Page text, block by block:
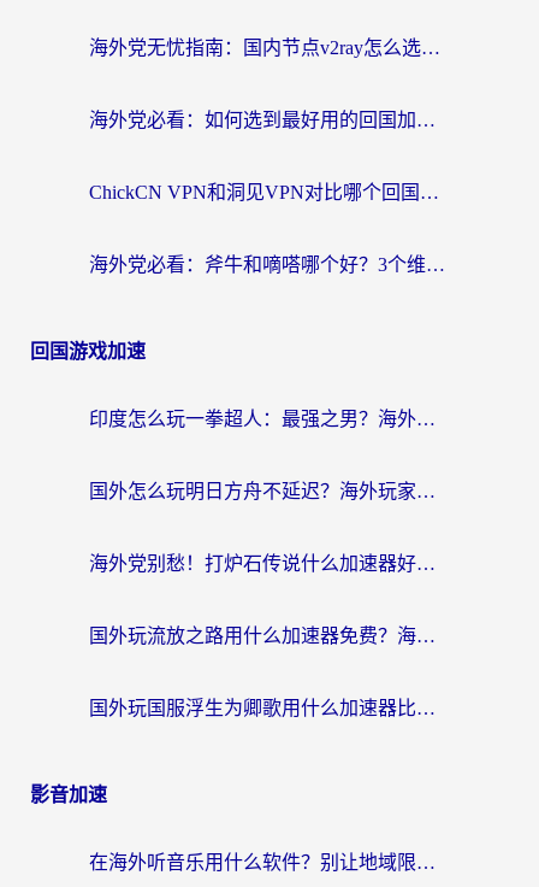
海外党无忧指南：国内节点v2ray怎么选？一键回国VPN+多场景实测帮你避坑
海外党必看：如何选到最好用的回国加速器？从节点到售后的全维度指南
ChickCN VPN和洞见VPN对比哪个回国效果更好？海外党亲测3款加速器+避坑指南
海外党必看：斧牛和嘀嗒哪个好？3个维度教你选对回国加速器
回国游戏加速
印度怎么玩一拳超人：最强之男？海外党国服游戏加速避坑指南
国外怎么玩明日方舟不延迟？海外玩家国服游戏加速终极指南（附DNF梦幻诛仙解决方案）
海外党别愁！打炉石传说什么加速器好用？3个实用技巧解决国服游戏卡顿
国外玩流放之路用什么加速器免费？海外党亲测有效的国服游戏加速指南
国外玩国服浮生为卿歌用什么加速器比较好？海外党亲测不踩坑指南
影音加速
在海外听音乐用什么软件？别让地域限制断了你的华语歌单